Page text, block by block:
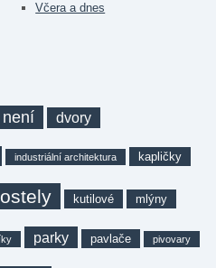
Včera a dnes
dvory
industriální architektura kapličky
kutilové mlýny
parky pavlače pivovary